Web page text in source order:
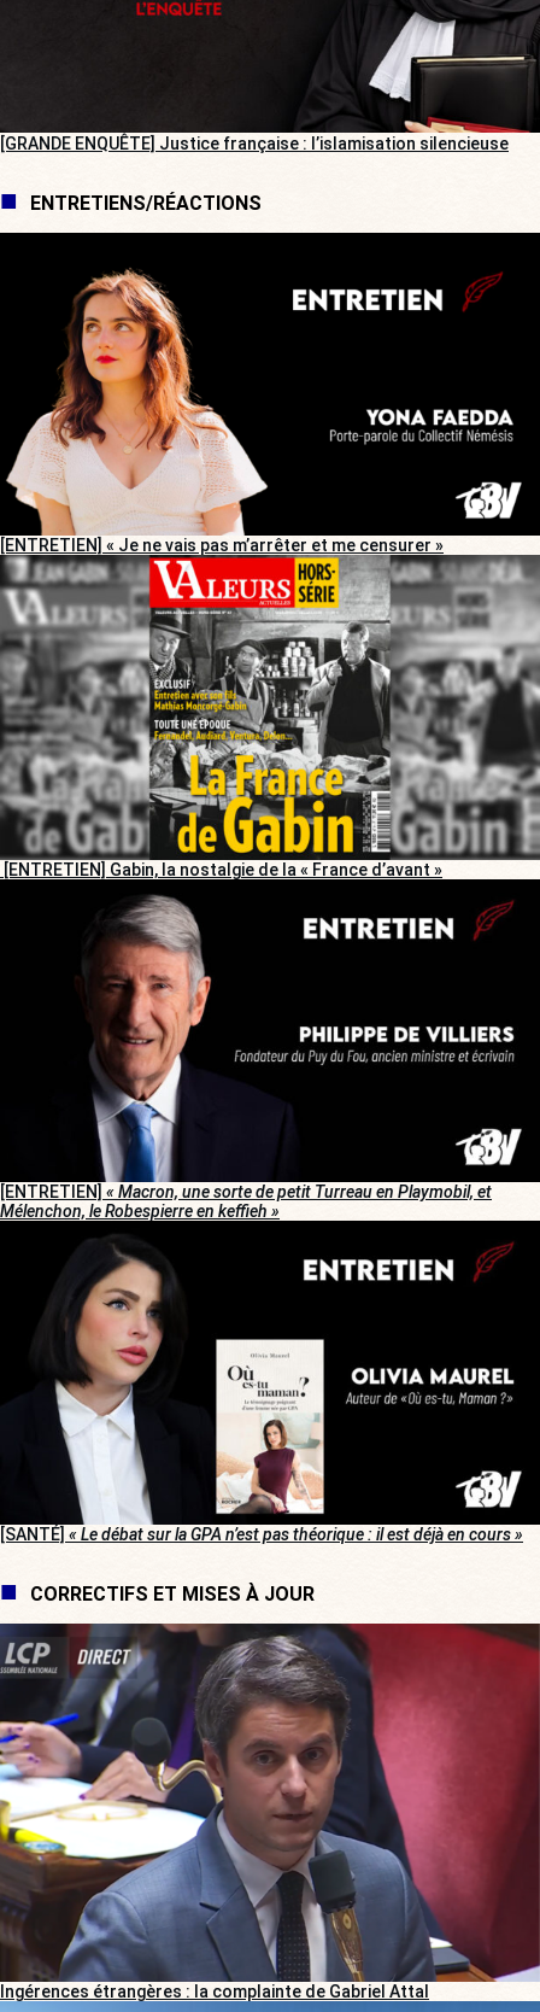
[GRANDE ENQUÊTE] Justice française : l’islamisation silencieuse
ENTRETIENS/RÉACTIONS
[ENTRETIEN] « Je ne vais pas m’arrêter et me censurer »
[ENTRETIEN] Gabin, la nostalgie de la « France d’avant »
[ENTRETIEN] « Macron, une sorte de petit Turreau en Playmobil, et
Mélenchon, le Robespierre en keffieh »
[SANTÉ] « Le débat sur la GPA n’est pas théorique : il est déjà en cours »
CORRECTIFS ET MISES À JOUR
Ingérences étrangères : la complainte de Gabriel Attal